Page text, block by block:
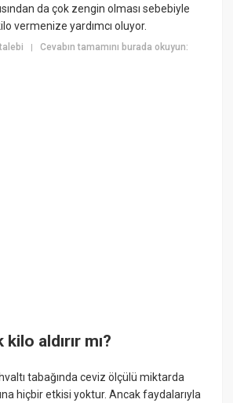
da çok zengin olması sebebiyle
vermenize yardımcı oluyor.
|Cevabın tamamını burada okuyun:
aldırır mı?
tabağında ceviz ölçülü miktarda
hiçbir etkisi yoktur. Ancak faydalarıyla